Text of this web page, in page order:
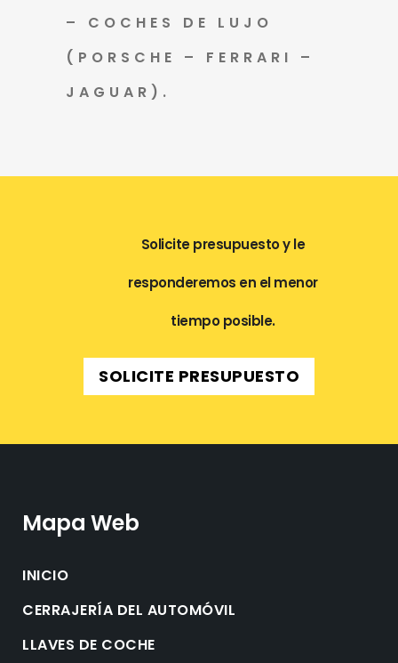
– COCHES DE LUJO
(PORSCHE – FERRARI –
JAGUAR).
Solicite presupuesto y le
responderemos en el menor
tiempo posible.
SOLICITE PRESUPUESTO
Mapa Web
INICIO
CERRAJERÍA DEL AUTOMÓVIL
LLAVES DE COCHE